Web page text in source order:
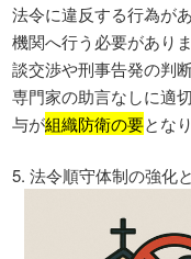
法令に違反する行為が
機関へ行う必要があり
談交渉や刑事告発の判
専門家の助言なしに適
与が組織防衛の要とな
5. 法令順守体制の強化